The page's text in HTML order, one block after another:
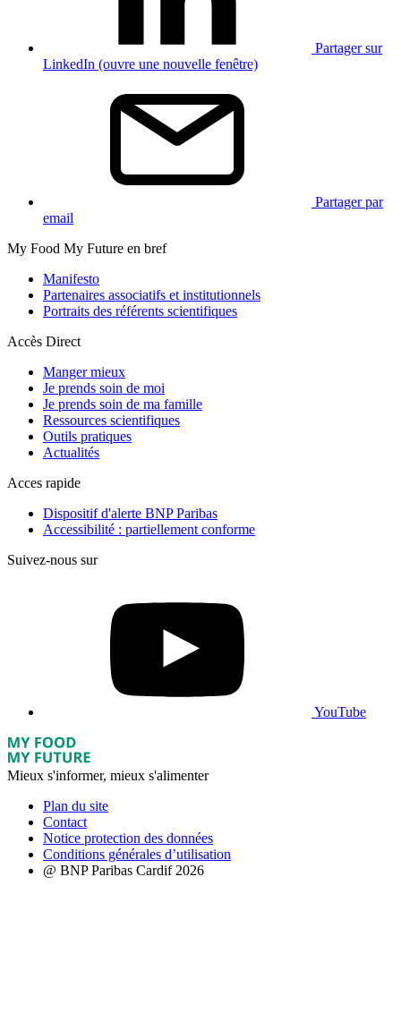
Partager sur
LinkedIn (ouvre une nouvelle fenêtre)
Partager par
email
My Food My Future en bref
Manifesto
Partenaires associatifs et institutionnels
Portraits des référents scientifiques
Accès Direct
Manger mieux
Je prends soin de moi
Je prends soin de ma famille
Ressources scientifiques
Outils pratiques
Actualités
Acces rapide
Dispositif d'alerte BNP Paribas
Accessibilité : partiellement conforme
Suivez-nous sur
YouTube
Mieux s'informer, mieux s'alimenter
Plan du site
Contact
Notice protection des données
Conditions générales d’utilisation
@ BNP Paribas Cardif 2026